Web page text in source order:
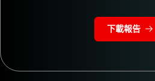
下載報告